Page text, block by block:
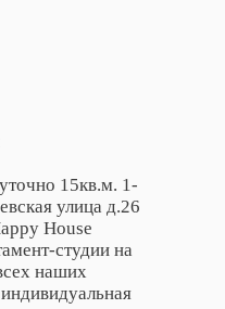
15кв.м. 1-
улица д.26
House
студии на
наших